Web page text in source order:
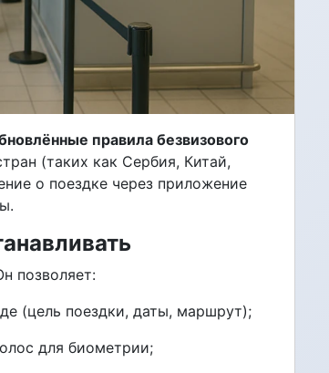
правила безвизового
(таких как Сербия, Китай,
о поездке через приложение
позволяет:
(цель поездки, даты, маршрут);
для биометрии;